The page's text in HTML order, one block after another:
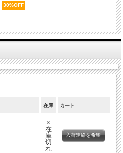
30%OFF
在庫 カート
×
在
庫
切
れ
入荷連絡を希望